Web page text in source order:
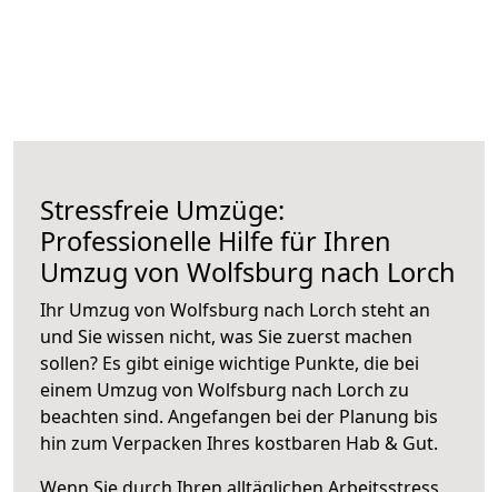
Stressfreie Umzüge:
Professionelle Hilfe für Ihren
Umzug von Wolfsburg nach Lorch
Ihr Umzug von Wolfsburg nach Lorch steht an
und Sie wissen nicht, was Sie zuerst machen
sollen? Es gibt einige wichtige Punkte, die bei
einem Umzug von Wolfsburg nach Lorch zu
beachten sind. Angefangen bei der Planung bis
hin zum Verpacken Ihres kostbaren Hab & Gut.